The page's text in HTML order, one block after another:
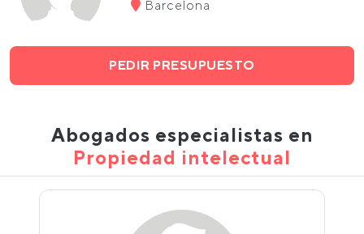
Barcelona
PEDIR PRESUPUESTO
Abogados especialistas en
Propiedad intelectual